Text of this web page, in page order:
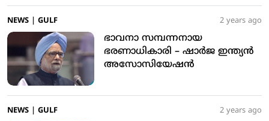
NEWS GULF 2 years ago
ഭാവനാ സമ്പന്നനായ
ഭരണാധികാരി – ഷാര്‍ജ ഇന്ത്യന്‍
അസോസിയേഷന്‍
NEWS GULF 2 years ago